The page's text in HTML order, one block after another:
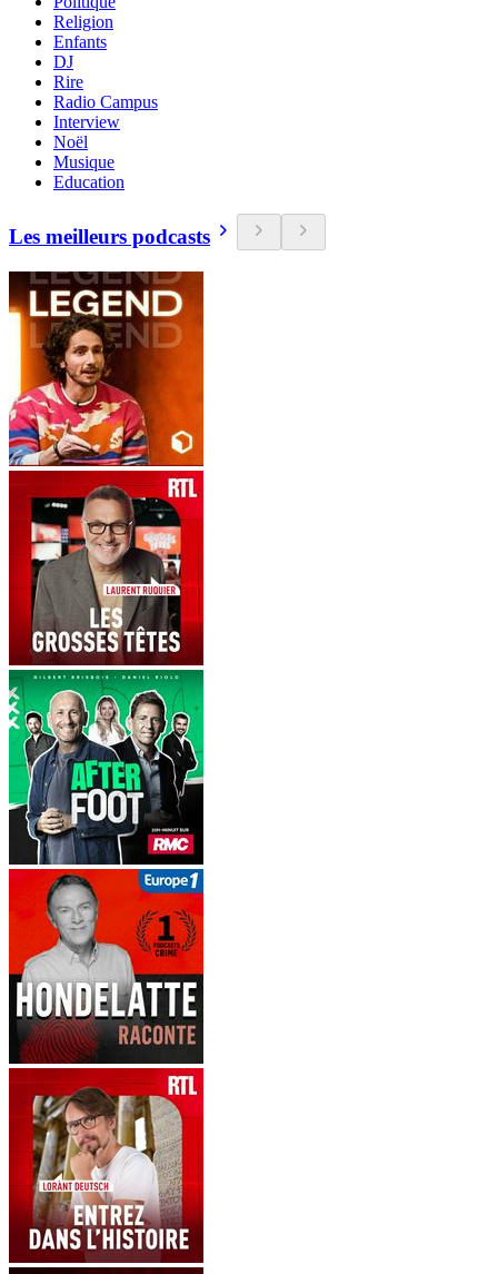
Religion
Enfants
DJ
Rire
Radio Campus
Interview
Noël
Musique
Education
Les meilleurs podcasts